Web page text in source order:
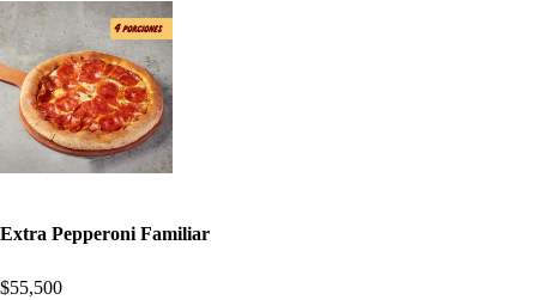
Extra Pepperoni Familiar
$55,500